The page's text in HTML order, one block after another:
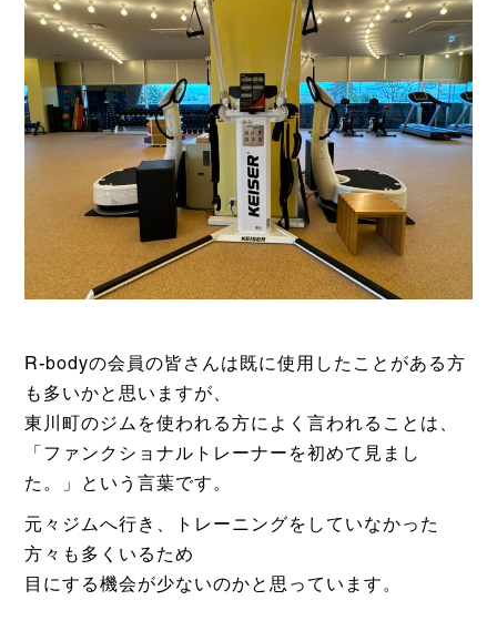
R-bodyの会員の皆さんは既に使用したことがある方
も多いかと思いますが、
東川町のジムを使われる方によく言われることは、
「ファンクショナルトレーナーを初めて見まし
た。」という言葉です。
元々ジムへ行き、トレーニングをしていなかった
方々も多くいるため
目にする機会が少ないのかと思っています。